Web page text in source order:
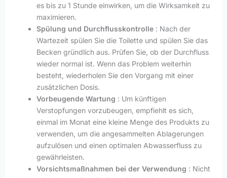
es bis zu 1 Stunde einwirken, um die Wirksamkeit zu
maximieren.
Spülung und Durchflusskontrolle : Nach der
Wartezeit spülen Sie die Toilette und spülen Sie das
Becken gründlich aus. Prüfen Sie, ob der Durchfluss
wieder normal ist. Wenn das Problem weiterhin
besteht, wiederholen Sie den Vorgang mit einer
zusätzlichen Dosis.
Vorbeugende Wartung : Um künftigen
Verstopfungen vorzubeugen, empfiehlt es sich,
einmal im Monat eine kleine Menge des Produkts zu
verwenden, um die angesammelten Ablagerungen
aufzulösen und einen optimalen Abwasserfluss zu
gewährleisten.
Vorsichtsmaßnahmen bei der Verwendung : Nicht